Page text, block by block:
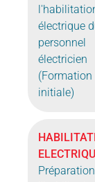
électrique
personnel
électricien
(Formation
initiale)